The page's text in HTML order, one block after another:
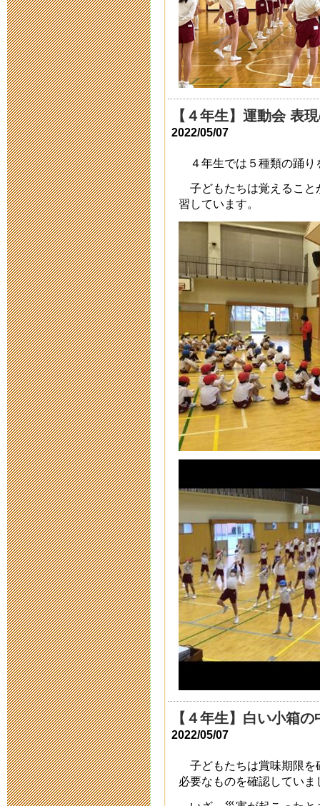
2021年9月 9日
第 40 次公開
2021年9月 1日
対話型ロボッ
ム（案内）
2021年8月 6日
入学者募集要
2021年6月28日
第４０次公開
2021年2月 8日
令和３年度新
2020年11月14日
出願の受付に
2020年10月 8日
願書交付につ
2020年9月 4日
津市e-
2020年7月27日
令和３年度新
2020年7月 3日
臨時休校によ
2020年6月 3日
「緊急事態宣
て
【４年生】運動会 表
2022/05/07
４年生では５種類の踊り
子どもたちは覚えること
習しています。
【４年生】白い小箱
2022/05/07
子どもたちは賞味期限を
必要なものを確認していま